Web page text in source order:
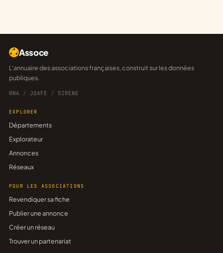
Assoce
L'annuaire des associations françaises, construit sur les données
publiques.
RNA / JOAFE / SIRENE
EXPLORER
Départements
Explorateur
Annonces
Réseaux
POUR LES ASSOCIATIONS
Revendiquer sa fiche
Publier une annonce
Créer un réseau
Trouver un partenariat